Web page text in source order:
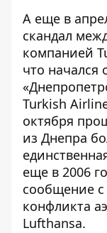
А еще в
скандал
компанией
что начался
Turkish
октября
из Днепра
еще в 2006
сообщение
конфликта
Lufthansa.